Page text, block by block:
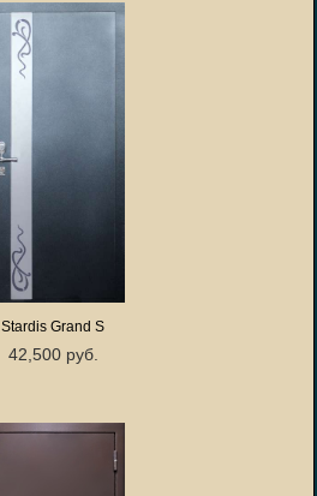
Stardis Grand S
42,500 руб.